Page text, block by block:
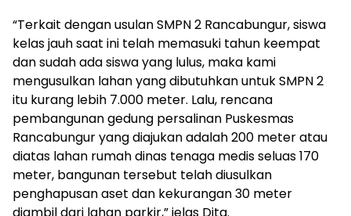
“Terkait dengan usulan SMPN 2 Rancabungur, siswa
kelas jauh saat ini telah memasuki tahun keempat
dan sudah ada siswa yang lulus, maka kami
mengusulkan lahan yang dibutuhkan untuk SMPN 2
itu kurang lebih 7.000 meter. Lalu, rencana
pembangunan gedung persalinan Puskesmas
Rancabungur yang diajukan adalah 200 meter atau
diatas lahan rumah dinas tenaga medis seluas 170
meter, bangunan tersebut telah diusulkan
penghapusan aset dan kekurangan 30 meter